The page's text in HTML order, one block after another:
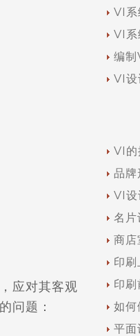
应对其客观
问题：
VI系
VI系
编制
VI设
VI的
品牌
VI设
名片
商店
印刷
印刷
如何
平面